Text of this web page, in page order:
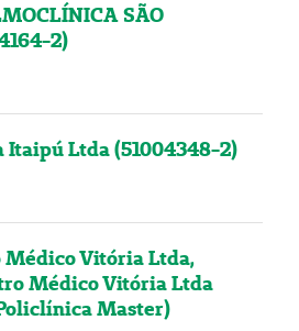
SÃO
2)
Ltda (51004348-2)
Médico Vitória Ltda,
Médico Vitória Ltda
Master)